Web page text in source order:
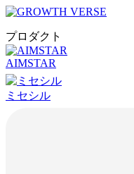
プロダクト
AIMSTAR
ミセシル